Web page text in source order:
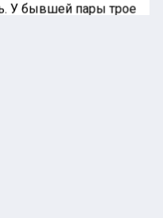
У бывшей пары трое